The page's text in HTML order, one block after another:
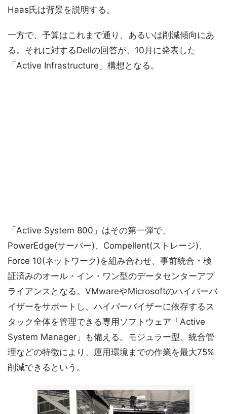
Haas氏は背景を説明する。
一方で、予算はこれまで通り、あるいは削減傾向にあ
る。それに対するDellの回答が、10月に発表した
「Active Infrastructure」構想となる。
「Active System 800」はその第一弾で、
PowerEdge(サーバー)、Compellent(ストレージ)、
Force 10(ネットワーク)を組み合わせ、事前統合・検
証済みのオール・イン・ワン型のデータセンターアプ
ライアンスとなる。VMwareやMicrosoftのハイパーバ
イザーをサポートし、ハイパーバイザーに依存するス
タック全体を管理できる専用ソフトウェア「Active
System Manager」も備える。モジュラー型、統合管
理などの特徴により、運用環境までの作業を最大75%
削減できるという。